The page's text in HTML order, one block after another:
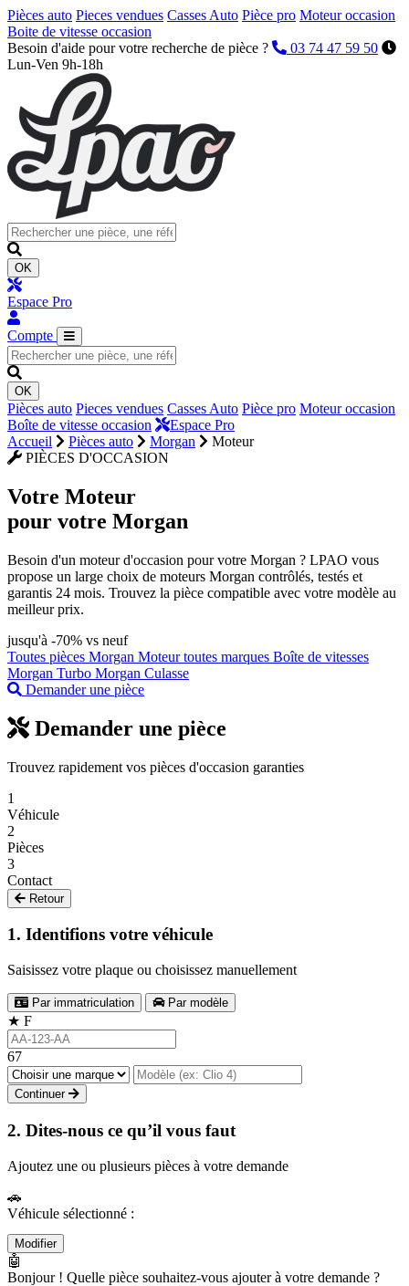
Pièces auto Pieces vendues Casses Auto Pièce pro Moteur occasion
Boite de vitesse occasion
Besoin d'aide pour votre recherche de pièce ?
03 74 47 59 50
Lun-Ven 9h-18h
OK
Espace Pro
Compte
OK
Pièces auto Pieces vendues Casses Auto Pièce pro Moteur occasion
Boîte de vitesse occasion
Espace Pro
Accueil
Pièces auto Morgan
Moteur
PIÈCES D'OCCASION
Votre Moteur
pour votre Morgan
Besoin d'un moteur d'occasion pour votre Morgan ? LPAO vous
propose un large choix de moteurs Morgan contrôlés, testés et
garantis 24 mois. Trouvez la pièce compatible avec votre modèle au
meilleur prix.
jusqu'à -70% vs neuf
Toutes pièces Morgan Moteur toutes marques Boîte de vitesses
Morgan Turbo Morgan Culasse
Demander une pièce
Demander une pièce
Trouvez rapidement vos pièces d'occasion garanties
1
Véhicule
2
Pièces
3
Contact
Retour
1. Identifions votre véhicule
Saisissez votre plaque ou choisissez manuellement
Par immatriculation Par modèle
★ F
67
Continuer
2. Dites-nous ce qu’il vous faut
Ajoutez une ou plusieurs pièces à votre demande
🚗
Véhicule sélectionné :
Modifier
🤖
Bonjour ! Quelle pièce souhaitez-vous ajouter à votre demande ?